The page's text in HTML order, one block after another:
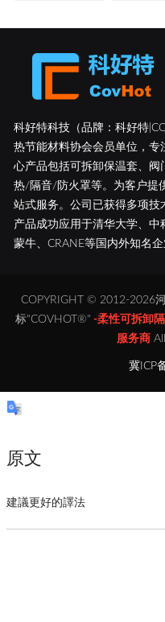
科好特科技（品牌：科好特
热节能材料协会会员单位，
心产品包括可拆卸保温套、
热/隔音/防火罩等。为客户提
站式服务。公司已获得多项技
产品成功应用于清华大学、中
蒙牛、CRANE等国内外知名
COPYRIGHT © 2012-2026
标"COVHOT®" -柔性可拆卸
服务商All
冀ICP
原文
建議更好的譯法